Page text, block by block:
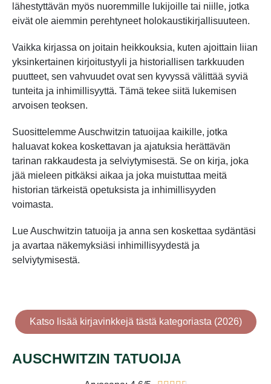
lähestyttävän myös nuoremmille lukijoille tai niille, jotka
eivät ole aiemmin perehtyneet holokaustikirjallisuuteen.
Vaikka kirjassa on joitain heikkouksia, kuten ajoittain liian
yksinkertainen kirjoitustyyli ja historiallisen tarkkuuden
puutteet, sen vahvuudet ovat sen kyvyssä välittää syviä
tunteita ja inhimillisyyttä. Tämä tekee siitä lukemisen
arvoisen teoksen.
Suosittelemme Auschwitzin tatuoijaa kaikille, jotka
haluavat kokea koskettavan ja ajatuksia herättävän
tarinan rakkaudesta ja selviytymisestä. Se on kirja, joka
jää mieleen pitkäksi aikaa ja joka muistuttaa meitä
historian tärkeistä opetuksista ja inhimillisyyden
voimasta.
Lue Auschwitzin tatuoija ja anna sen koskettaa sydäntäsi
ja avartaa näkemyksiäsi inhimillisyydestä ja
selviytymisestä.
Katso lisää kirjavinkkejä tästä kategoriasta (2026)
AUSCHWITZIN TATUOIJA